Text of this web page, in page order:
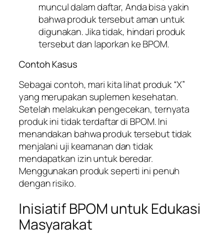
muncul dalam daftar, Anda bisa yakin
bahwa produk tersebut aman untuk
digunakan. Jika tidak, hindari produk
tersebut dan laporkan ke BPOM.
Contoh Kasus
Sebagai contoh, mari kita lihat produk “X”
yang merupakan suplemen kesehatan.
Setelah melakukan pengecekan, ternyata
produk ini tidak terdaftar di BPOM. Ini
menandakan bahwa produk tersebut tidak
menjalani uji keamanan dan tidak
mendapatkan izin untuk beredar.
Menggunakan produk seperti ini penuh
dengan risiko.
Inisiatif BPOM untuk Edukasi
Masyarakat